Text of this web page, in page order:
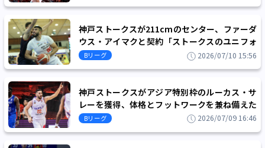
神戸ストークスが211cmのセンター、ファーダ
ウス・アイマクと契約「ストークスのユニフォ
ームを着て暴れ回るのが待ちきれません」
Bリーグ 2026/07/10 15:56
神戸ストークスがアジア特別枠のルーカス・サ
レーを獲得、体格とフットワークを兼ね備えた
スモールフォワード
Bリーグ 2026/07/09 16:46